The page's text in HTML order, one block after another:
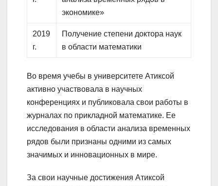
экономике»
2019
г.
Получение степени доктора наук
в области математики
Во время учебы в университете Атиксой
активно участвовала в научных
конференциях и публиковала свои работы в
журналах по прикладной математике. Ее
исследования в области анализа временных
рядов были признаны одними из самых
значимых и инновационных в мире.
За свои научные достижения Атиксой